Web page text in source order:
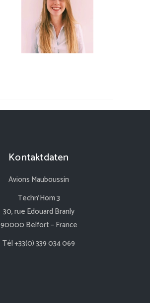
Kontaktdaten
Avions Mauboussin
Techn’Hom 3
30, rue Edouard Branly
90000 Belfort – France
Tél +33(0) 339 034 069